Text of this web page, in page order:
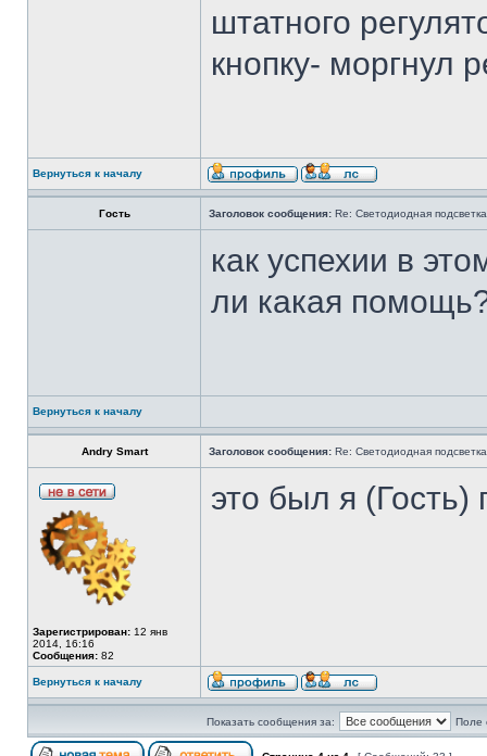
штатного
кнопку- моргнул
Вернуться к началу
Гость Заголовок сообщения: Re: Светодиодная
как успехии в
ли какая
Вернуться к началу
Andry Smart Заголовок сообщения: Re: Светодиодная
Зарегистрирован: 12 янв
2014, 16:16
Сообщения: 82
это был я (Гость)
Вернуться к началу
Показать сообщения за: Поле